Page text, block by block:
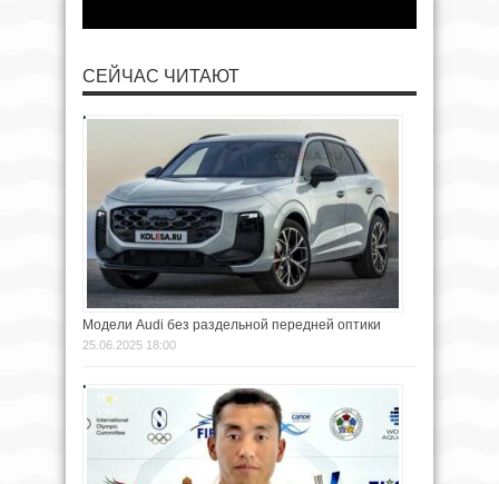
СЕЙЧАС ЧИТАЮТ
Модели Audi без раздельной передней оптики
25.06.2025 18:00